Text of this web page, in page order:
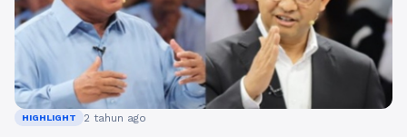
HIGHLIGHT 2 tahun ago